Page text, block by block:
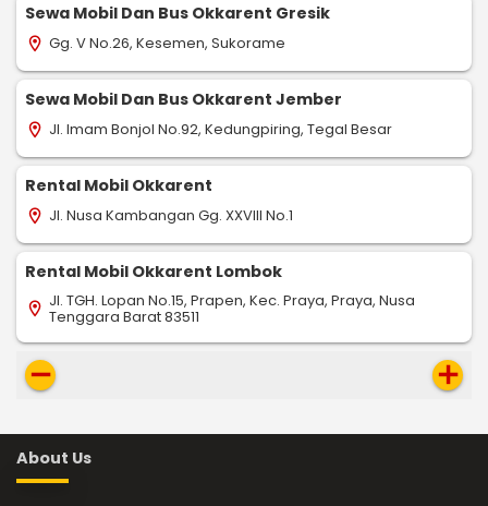
Sewa Mobil Dan Bus Okkarent Gresik
location_on Gg. V No.26, Kesemen, Sukorame
Sewa Mobil Dan Bus Okkarent Jember
location_on Jl. Imam Bonjol No.92, Kedungpiring, Tegal Besar
Rental Mobil Okkarent
location_on Jl. Nusa Kambangan Gg. XXVIII No.1
Rental Mobil Okkarent Lombok
location_on Jl. TGH. Lopan No.15, Prapen, Kec. Praya, Praya, Nusa
Tenggara Barat 83511
remove add
About Us